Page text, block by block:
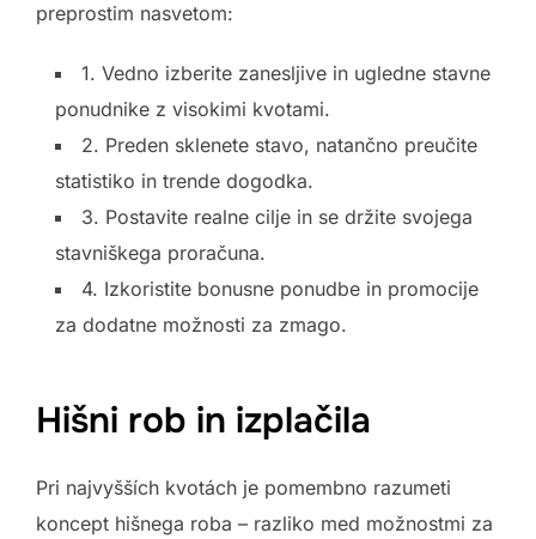
preprostim nasvetom:
1. Vedno izberite zanesljive in ugledne stavne
ponudnike z visokimi kvotami.
2. Preden sklenete stavo, natančno preučite
statistiko in trende dogodka.
3. Postavite realne cilje in se držite svojega
stavniškega proračuna.
4. Izkoristite bonusne ponudbe in promocije
za dodatne možnosti za zmago.
Hišni rob in izplačila
Pri najvyšších kvotách je pomembno razumeti
koncept hišnega roba – razliko med možnostmi za